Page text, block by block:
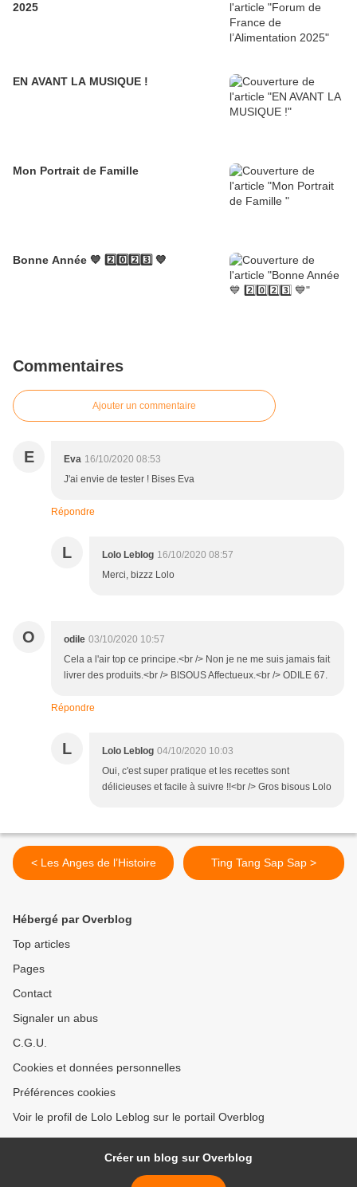
2025
EN AVANT LA MUSIQUE !
Mon Portrait de Famille
Bonne Année 💙 2️⃣0️⃣2️⃣3️⃣ 💙
Commentaires
Ajouter un commentaire
E Eva 16/10/2020 08:53
J'ai envie de tester ! Bises Eva
Répondre
L Lolo Leblog 16/10/2020 08:57
Merci, bizzz Lolo
O odile 03/10/2020 10:57
Cela a l'air top ce principe.<br /> Non je ne me suis jamais fait
livrer des produits.<br /> BISOUS Affectueux.<br /> ODILE 67.
Répondre
L Lolo Leblog 04/10/2020 10:03
Oui, c'est super pratique et les recettes sont
délicieuses et facile à suivre !!<br /> Gros bisous Lolo
< Les Anges de l’Histoire Ting Tang Sap Sap >
Hébergé par Overblog
Top articles
Pages
Contact
Signaler un abus
C.G.U.
Cookies et données personnelles
Préférences cookies
Voir le profil de Lolo Leblog sur le portail Overblog
Créer un blog sur Overblog